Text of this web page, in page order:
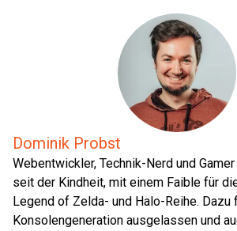
Dominik Probst
Webentwickler, Technik-Nerd und
seit der Kindheit, mit einem Faible für
Legend of Zelda- und Halo-Reihe. Dazu
Konsolengeneration ausgelassen und